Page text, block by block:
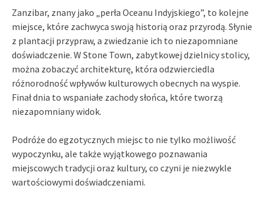
Zanzibar, znany jako „perła Oceanu Indyjskiego”, to kolejne
miejsce, które zachwyca swoją historią oraz przyrodą. Słynie
z plantacji przypraw, a zwiedzanie ich to niezapomniane
doświadczenie. W Stone Town, zabytkowej dzielnicy stolicy,
można zobaczyć architekturę, która odzwierciedla
różnorodność wpływów kulturowych obecnych na wyspie.
Finał dnia to wspaniałe zachody słońca, które tworzą
niezapomniany widok.
Podróże do egzotycznych miejsc to nie tylko możliwość
wypoczynku, ale także wyjątkowego poznawania
miejscowych tradycji oraz kultury, co czyni je niezwykle
wartościowymi doświadczeniami.